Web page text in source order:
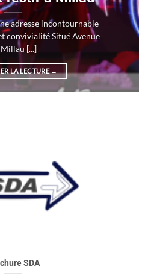
adresse incontournable
convivialité Situé Avenue
[...]
LA LECTURE →
SDA